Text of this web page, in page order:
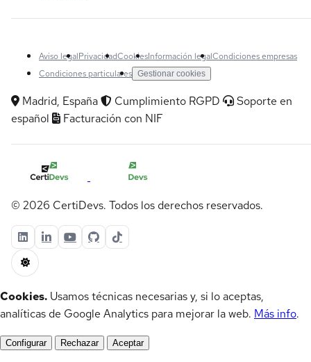
Aviso legalPrivacidadCookiesInformación legalCondiciones empresas
Condiciones particulares Gestionar cookies
Madrid, España Cumplimiento RGPD
Soporte en
español
Facturación con NIF
© 2026 CertiDevs. Todos los derechos reservados.
Cookies. Usamos técnicas necesarias y, si lo aceptas,
analíticas de Google Analytics para mejorar la web. Más info.
Configurar Rechazar Aceptar